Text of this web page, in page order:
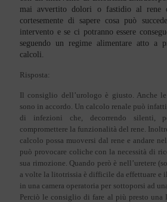
mai avvertito dolori o fastidio al rene
cortesemente di sapere cosa può
intervento e se ci potranno essere
seguendo un regime alimentare atto a
calcoli.
Risposta:
Il consiglio dell’urologo è giusto. Anche
sono in accordo. Un calcolo renale può infatti
di infezioni che, decorrendo silenti,
compromettere la funzionalità del rene.
calcolo possa muoversi dal rene e andare
può provocare coliche con la necessità di
sua rimozione. Quando però è nell’uretere
a volte la litotrissia è difficile da effettuare e
in una camera operatoria per sottoporsi ad
Perciò le consiglio di fare al più presto una